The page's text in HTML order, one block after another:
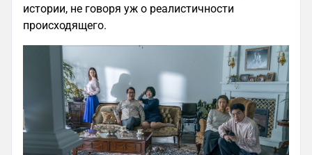
истории, не говоря уж о реалистичности
происходящего.